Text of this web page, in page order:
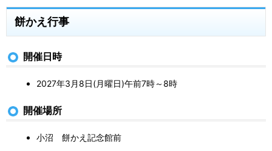
餅かえ行事
開催日時
2027年3月8日(月曜日)午前7時～8時
開催場所
小沼 餅かえ記念館前